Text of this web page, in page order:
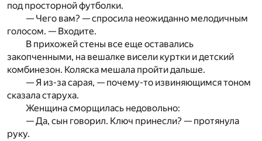
под просторной футболки.
— Чего вам? — спросила неожиданно мелодичным
голосом. — Входите.
В прихожей стены все еще оставались
закопченными, на вешалке висели куртки и детский
комбинезон. Коляска мешала пройти дальше.
— Я из-за сарая, — почему-то извиняющимся тоном
сказала старуха.
Женщина сморщилась недовольно:
— Да, сын говорил. Ключ принесли? — протянула
руку.